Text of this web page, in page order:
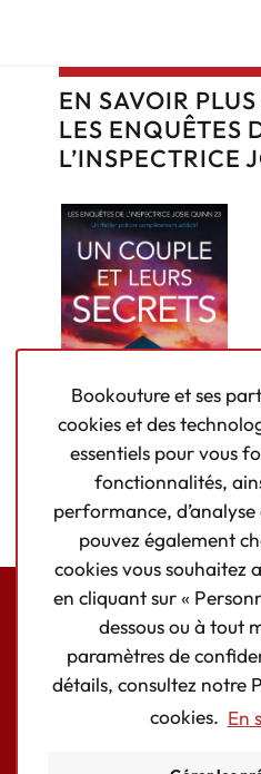
EN SAVOIR
LES ENQUÊTES
L’INSPECTRICE
Un couple et leurs
secrets
AUTEURS/
Bookouture et ses
cookies et des
essentiels pour vous
fonctionnalités,
performance,
pouvez également
cookies vous souhaitez
en cliquant sur «
dessous ou à tout
paramètres de
détails, consultez notre
cookies. En